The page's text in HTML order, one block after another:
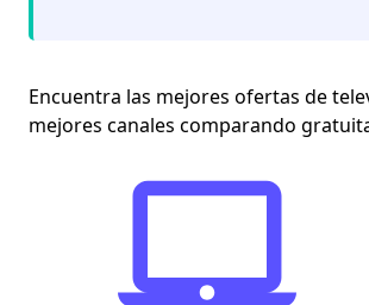
Encuentra las mejores ofertas de
mejores canales comparando